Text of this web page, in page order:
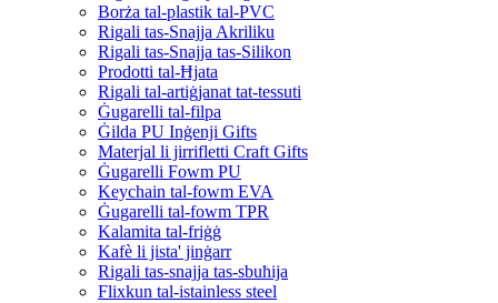
Borża tal-plastik tal-PVC
Rigali tas-Snajja Akriliku
Rigali tas-Snajja tas-Silikon
Prodotti tal-Ħjata
Rigali tal-artiġjanat tat-tessuti
Ġugarelli tal-filpa
Ġilda PU Inġenji Gifts
Materjal li jirrifletti Craft Gifts
Ġugarelli Fowm PU
Keychain tal-fowm EVA
Ġugarelli tal-fowm TPR
Kalamita tal-friġġ
Kafè li jista' jinġarr
Rigali tas-snajja tas-sbuħija
Flixkun tal-istainless steel